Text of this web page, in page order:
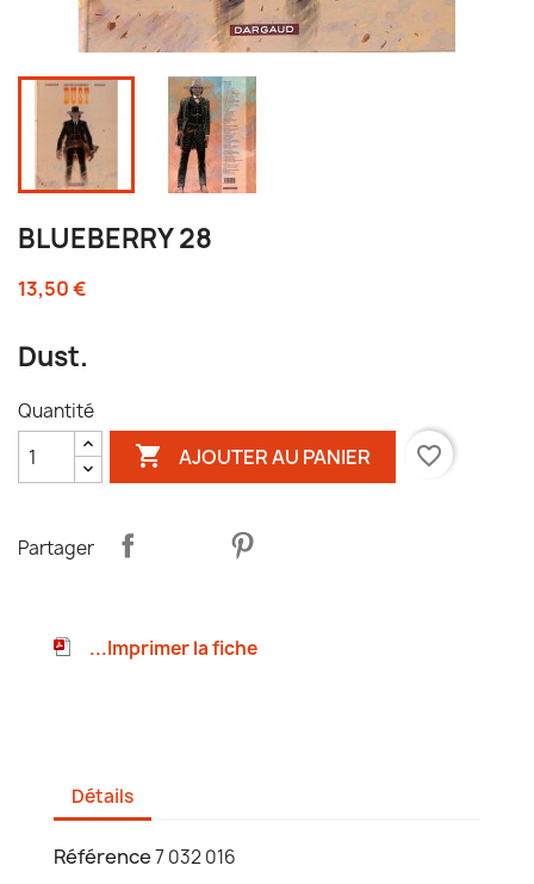
BLUEBERRY 28
13,50 €
Dust.
Quantité
 AJOUTER AU PANIER favorite_border
Partager
...Imprimer la fiche
Détails
Référence7 032 016